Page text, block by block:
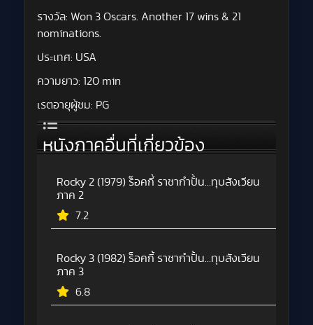
รางวัล: Won 3 Oscars. Another 17 wins & 21
nominations.
ประเทศ: USA
ความยาว: 120 min
เรตอายุผู้ชม: PG
หนังภาคอื่นที่เกี่ยวข้อง
Rocky 2 (1979) ร็อคกี้ ราชากำปั้น…ทุบสังเวียน
ภาค 2
7.2
Rocky 3 (1982) ร็อคกี้ ราชากำปั้น…ทุบสังเวียน
ภาค 3
6.8